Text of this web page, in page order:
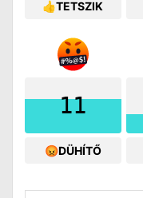
👍TETSZIK
11
😡DÜHÍTŐ